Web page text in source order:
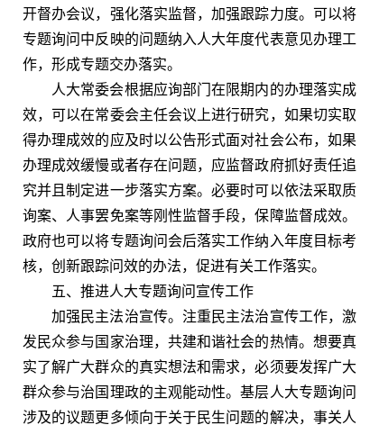
开督办会议，强化落实监督，加强跟踪力度。可以将
专题询问中反映的问题纳入人大年度代表意见办理工
作，形成专题交办落实。
人大常委会根据应询部门在限期内的办理落实成
效，可以在常委会主任会议上进行研究，如果切实取
得办理成效的应及时以公告形式面对社会公布，如果
办理成效缓慢或者存在问题，应监督政府抓好责任追
究并且制定进一步落实方案。必要时可以依法采取质
询案、人事罢免案等刚性监督手段，保障监督成效。
政府也可以将专题询问会后落实工作纳入年度目标考
核，创新跟踪问效的办法，促进有关工作落实。
五、推进人大专题询问宣传工作
加强民主法治宣传。注重民主法治宣传工作，激
发民众参与国家治理，共建和谐社会的热情。想要真
实了解广大群众的真实想法和需求，必须要发挥广大
群众参与治国理政的主观能动性。基层人大专题询问
涉及的议题更多倾向于关于民生问题的解决，事关人